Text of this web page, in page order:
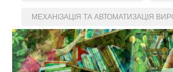
МЕХАНІЗАЦІЯ ТА АВТОМАТИЗАЦІЯ